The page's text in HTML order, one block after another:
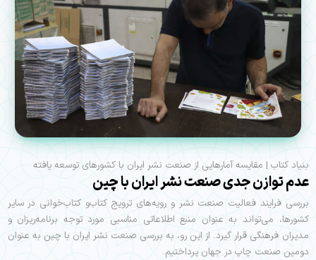
بنیاد کتاب | مقایسه آمارهایی از صنعت نشر ایران با کشورهای توسعه یافته
عدم توازن جدی صنعت نشر ایران با چین
بررسی فرایند فعالیت‌ صنعت نشر و رویه‌های ترویج کتاب‌و کتاب‌خوانی در سایر
کشورها، می‌تواند به عنوان منبع اطلاعاتی مناسبی مورد توجه برنامه‌ریزان و
مدیران فرهنگی قرار گیرد. از این رو، به بررسی صنعت نشر ایران با چین به عنوان
دومین صنعت چاپ در جهان پرداختیم.